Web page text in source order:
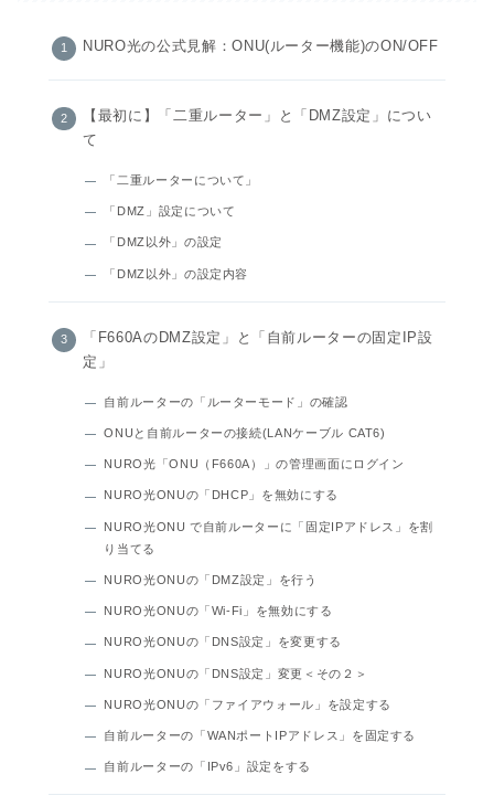
NURO光の公式見解：ONU(ルーター機能)のON/OFF
【最初に】「二重ルーター」と「DMZ設定」につい
て
「二重ルーターについて」
「DMZ」設定について
「DMZ以外」の設定
「DMZ以外」の設定内容
「F660AのDMZ設定」と「自前ルーターの固定IP設
定」
自前ルーターの「ルーターモード」の確認
ONUと自前ルーターの接続(LANケーブル CAT6)
NURO光「ONU（F660A）」の管理画面にログイン
NURO光ONUの「DHCP」を無効にする
NURO光ONU で自前ルーターに「固定IPアドレス」を割
り当てる
NURO光ONUの「DMZ設定」を行う
NURO光ONUの「Wi-Fi」を無効にする
NURO光ONUの「DNS設定」を変更する
NURO光ONUの「DNS設定」変更＜その２＞
NURO光ONUの「ファイアウォール」を設定する
自前ルーターの「WANポートIPアドレス」を固定する
自前ルーターの「IPv6」設定をする